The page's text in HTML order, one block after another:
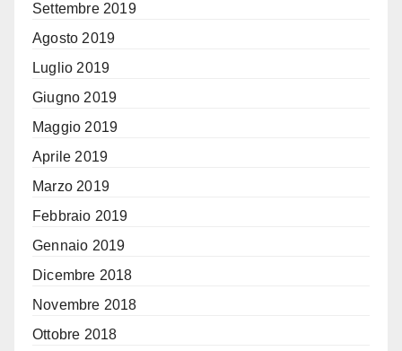
Settembre 2019
Agosto 2019
Luglio 2019
Giugno 2019
Maggio 2019
Aprile 2019
Marzo 2019
Febbraio 2019
Gennaio 2019
Dicembre 2018
Novembre 2018
Ottobre 2018